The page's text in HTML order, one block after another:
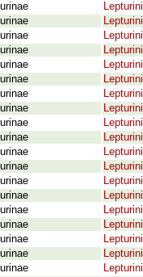
Lepturini
Lepturini
Lepturini
Lepturini
Lepturini
Lepturini
Lepturini
Lepturini
Lepturini
Lepturini
Lepturini
Lepturini
Lepturini
Lepturini
Lepturini
Lepturini
Lepturini
Lepturini
Lepturini